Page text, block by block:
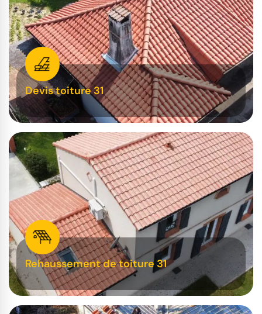
Devis toiture 31
Rehaussement de toiture 31